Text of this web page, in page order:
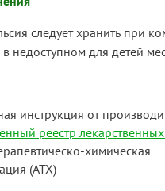
следует хранить при
в недоступном для детей
инструкция от
реестр
химическая
(ATX)